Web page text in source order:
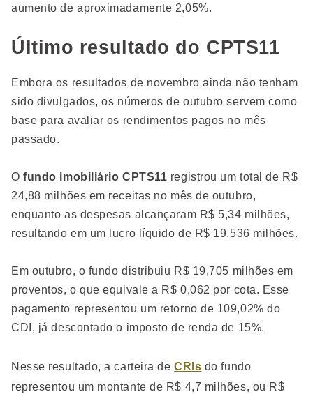
aumento de aproximadamente 2,05%.
Último resultado do CPTS11
Embora os resultados de novembro ainda não tenham
sido divulgados, os números de outubro servem como
base para avaliar os rendimentos pagos no mês
passado.
Ofundo imobiliário CPTS11 registrou um total de R$
24,88 milhões em receitas no mês de outubro,
enquanto as despesas alcançaram R$ 5,34 milhões,
resultando em um lucro líquido de R$ 19,536 milhões.
Em outubro, o fundo distribuiu R$ 19,705 milhões em
proventos, o que equivale a R$ 0,062 por cota. Esse
pagamento representou um retorno de 109,02% do
CDI, já descontado o imposto de renda de 15%.
Nesse resultado, a carteira deCRIs do fundo
representou um montante de R$ 4,7 milhões, ou R$